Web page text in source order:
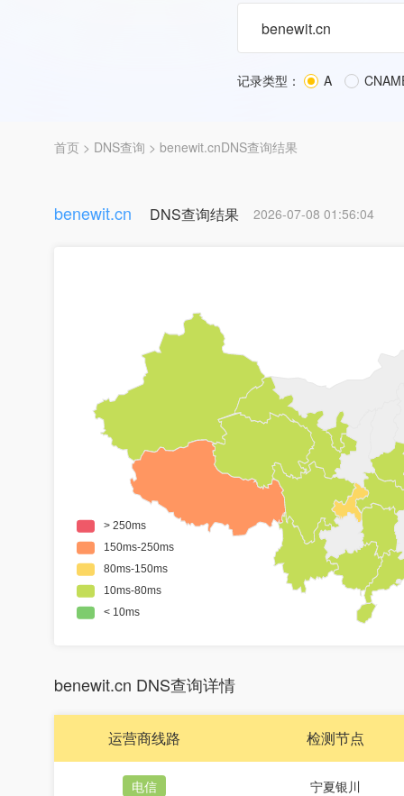
记录类型： A
首页 > DNS查询 > benewit.cnDNS查询结果
benewit.cn DNS查询结果 2026-07-08 01:56:04
benewit.cn DNS查询详情
运营商线路 检测节点
电信 宁夏银川